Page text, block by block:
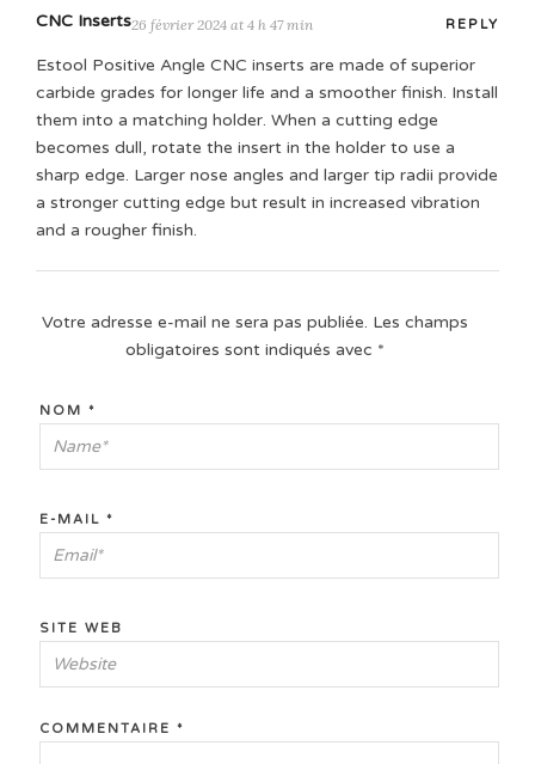
CNC Inserts26 février 2024 at 4 h 47 min REPLY
Estool Positive Angle CNC inserts are made of superior
carbide grades for longer life and a smoother finish. Install
them into a matching holder. When a cutting edge
becomes dull, rotate the insert in the holder to use a
sharp edge. Larger nose angles and larger tip radii provide
a stronger cutting edge but result in increased vibration
and a rougher finish.
Votre adresse e-mail ne sera pas publiée. Les champs
obligatoires sont indiqués avec *
NOM *
E-MAIL *
SITE WEB
COMMENTAIRE *